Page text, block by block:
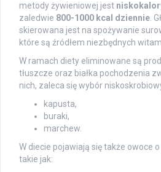
metody żywieniowej jest
zaledwie 800-1000 kcal dziennie .
skierowana jest na spożywanie
które są źródłem niezbędnych
W ramach diety eliminowane są
tłuszcze oraz białka pochodzenia
nich, zaleca się wybór
kapusta,
buraki,
marchew.
W diecie pojawiają się także owoce
takie jak: